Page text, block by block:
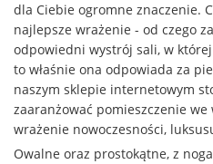
dla Ciebie ogromne znaczenie.
najlepsze wrażenie - od czego
odpowiedni wystrój sali, w
to właśnie ona odpowiada za
naszym sklepie internetowym
zaaranżować pomieszczenie we
wrażenie nowoczesności,
Owalne oraz prostokątne, z